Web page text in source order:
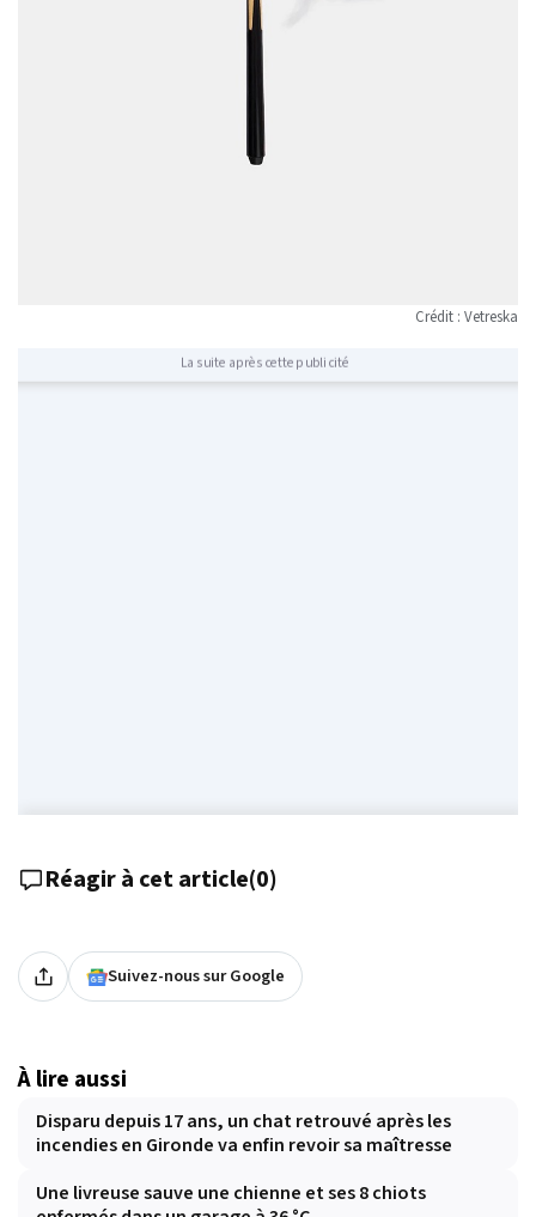
Crédit : Vetreska
La suite après cette publicité
Réagir à cet article(0)
Suivez-nous sur Google
À lire aussi
Disparu depuis 17 ans, un chat retrouvé après les
incendies en Gironde va enfin revoir sa maîtresse
Une livreuse sauve une chienne et ses 8 chiots